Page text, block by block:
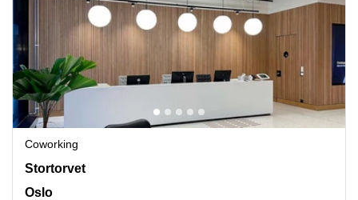
Coworking
Stortorvet 7, Oslo
Stortorvet
Oslo